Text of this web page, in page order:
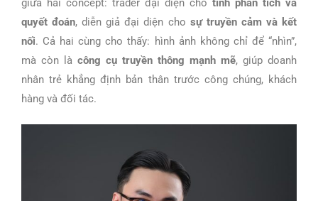
giữa hai concept: trader đại diện cho tính phân tích và
quyết đoán, diễn giả đại diện cho sự truyền cảm và kết
nối. Cả hai cùng cho thấy: hình ảnh không chỉ để “nhìn”,
mà còn là công cụ truyền thông mạnh mẽ, giúp doanh
nhân trẻ khẳng định bản thân trước công chúng, khách
hàng và đối tác.